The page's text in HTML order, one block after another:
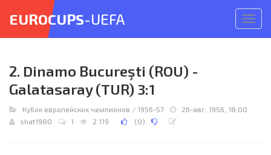
меню
EUROCUPS-UEFA
2. Dinamo Bucureşti (ROU) -
Galatasaray (TUR) 3:1
Кубок европейских чемпионов / 1956-57
26-авг, 1956, 18:00
shat1980
1 2 119 (0)